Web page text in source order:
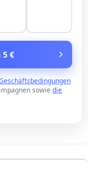
€
sowie die